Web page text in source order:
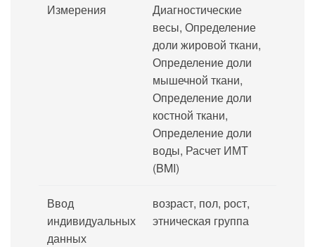
Измерения
Диагностические
весы, Определение
доли жировой ткани,
Определение доли
мышечной ткани,
Определение доли
костной ткани,
Определение доли
воды, Расчет ИМТ
(BMI)
Ввод
индивидуальных
данных
возраст, пол, рост,
этническая группа